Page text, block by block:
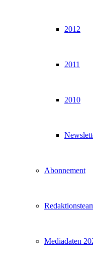
2012
2011
2010
Abonnement
Mediadaten